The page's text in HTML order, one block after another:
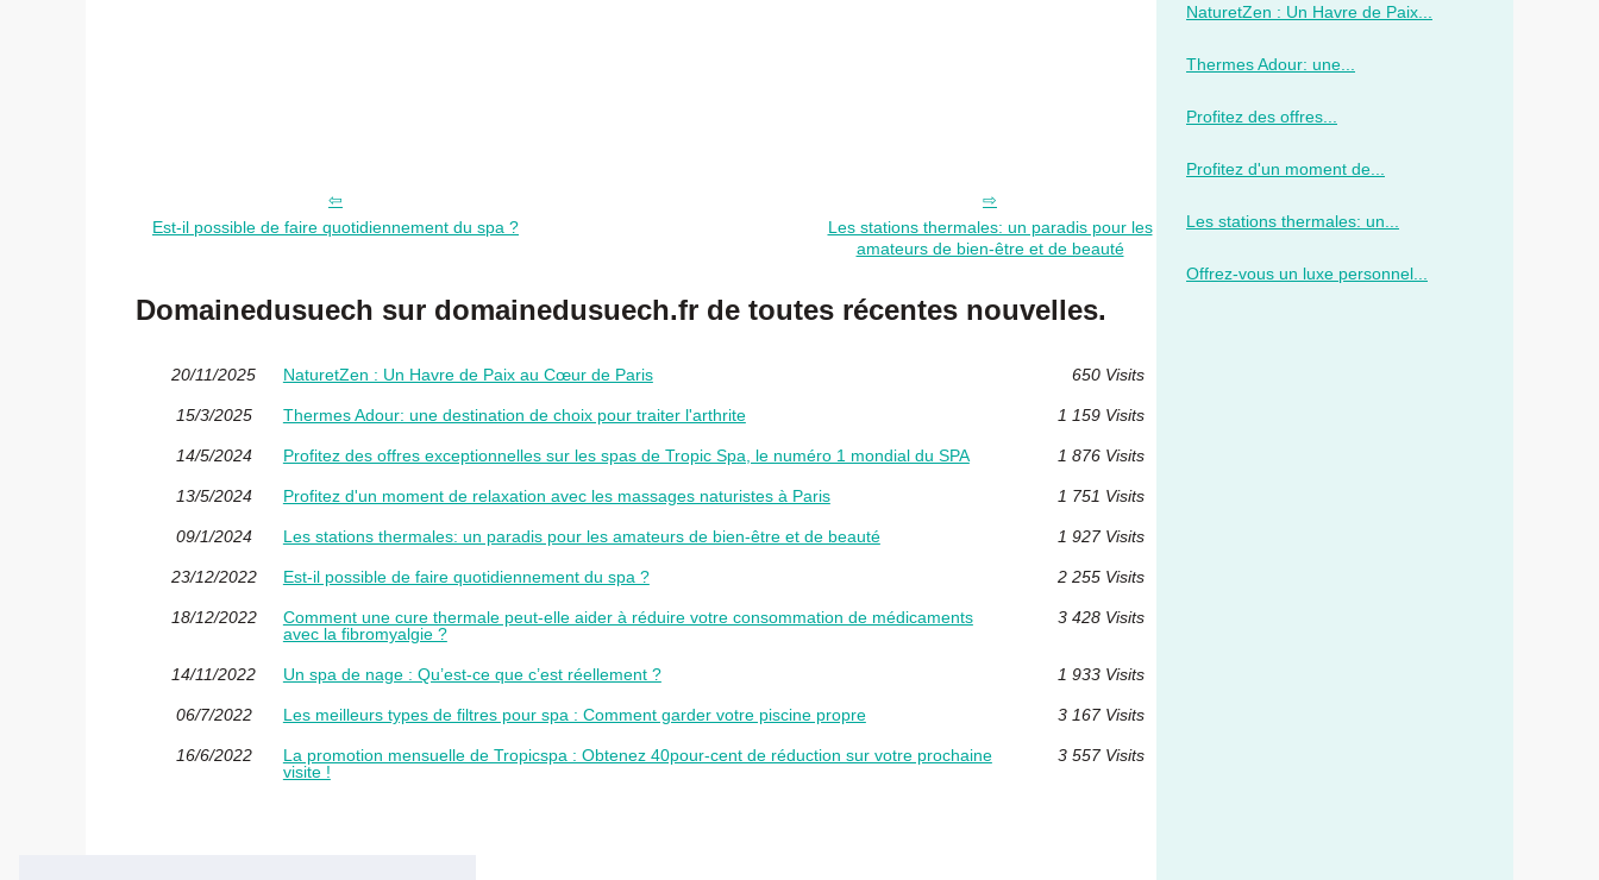
Est-il possible de faire quotidiennement du spa ?
Les stations thermales: un paradis pour les
amateurs de bien-être et de beauté
Domainedusuech sur domainedusuech.fr de toutes récentes nouvelles.
20/11/2025 NaturetZen : Un Havre de Paix au Cœur de Paris 650 Visits
15/3/2025 Thermes Adour: une destination de choix pour traiter l'arthrite 1 159 Visits
14/5/2024 Profitez des offres exceptionnelles sur les spas de Tropic Spa, le numéro 1 mondial du SPA 1 876 Visits
13/5/2024 Profitez d'un moment de relaxation avec les massages naturistes à Paris 1 751 Visits
09/1/2024 Les stations thermales: un paradis pour les amateurs de bien-être et de beauté 1 927 Visits
23/12/2022 Est-il possible de faire quotidiennement du spa ? 2 255 Visits
18/12/2022
Comment une cure thermale peut-elle aider à réduire votre consommation de médicaments
avec la fibromyalgie ?
3 428 Visits
14/11/2022 Un spa de nage : Qu’est-ce que c’est réellement ? 1 933 Visits
06/7/2022 Les meilleurs types de filtres pour spa : Comment garder votre piscine propre 3 167 Visits
16/6/2022
La promotion mensuelle de Tropicspa : Obtenez 40pour-cent de réduction sur votre prochaine
visite !
3 557 Visits
NaturetZen : Un Havre de Paix...
Thermes Adour: une...
Profitez des offres...
Profitez d'un moment de...
Les stations thermales: un...
Offrez-vous un luxe personnel...